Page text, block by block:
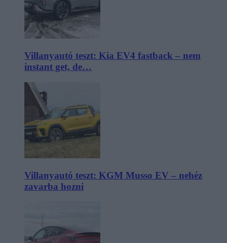
Villanyautó teszt: Kia EV4 fastback – nem
instant get, de…
Villanyautó teszt: KGM Musso EV – nehéz
zavarba hozni